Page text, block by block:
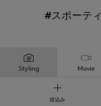
#スポーティ
Styling Movie
絞込み